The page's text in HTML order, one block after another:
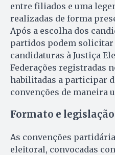
entre filiados e uma
realizadas de forma
Após a escolha dos
partidos podem solicitar
candidaturas à Justiça
Federações registradas
habilitadas a participar
convenções de maneira
Formato e legislação
As convenções
eleitoral, convocadas